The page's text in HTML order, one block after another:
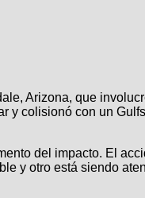
Arizona, que
y colisionó con un
del impacto. El
y otro está siendo